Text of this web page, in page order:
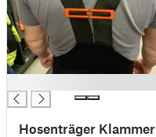
Hosenträger Klammer